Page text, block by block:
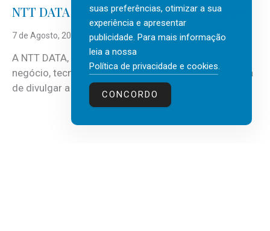
NTT DATA Insurtech Global Outlook 2026
7 de Agosto, 2026
A NTT DATA, consultora global em serviços de
negócio, tecnologia e inteligência artificial (IA), acaba
de divulgar a mais recente...
suas preferências, otimizar a sua
experiência e apresentar
publicidade. Para mais informação
leia a nossa
Política de privacidade e cookies.
CONCORDO